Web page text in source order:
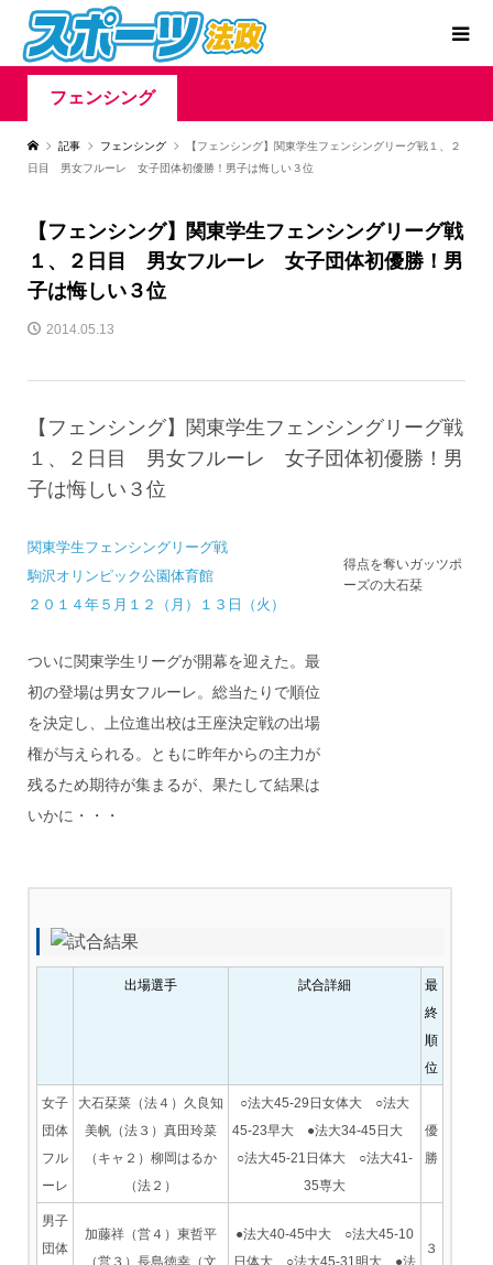
フェンシング
記事 フェンシング
【フェンシング】関東学生フェンシングリーグ戦１、２
日目 男女フルーレ 女子団体初優勝！男子は悔しい３位
【フェンシング】関東学生フェンシングリーグ戦
１、２日目 男女フルーレ 女子団体初優勝！男
子は悔しい３位
2014.05.13
【フェンシング】関東学生フェンシングリーグ戦
１、２日目 男女フルーレ 女子団体初優勝！男
子は悔しい３位
関東学生フェンシングリーグ戦
駒沢オリンピック公園体育館
２０１４年５月１２（月）１３日（火）
ついに関東学生リーグが開幕を迎えた。最
初の登場は男女フルーレ。総当たりで順位
を決定し、上位進出校は王座決定戦の出場
権が与えられる。ともに昨年からの主力が
残るため期待が集まるが、果たして結果は
いかに・・・
得点を奪いガッツポ
ーズの大石栞
出場選手 試合詳細
最
終
順
位
女子
団体
フル
ーレ
大石栞菜（法４）久良知
美帆（法３）真田玲菜
（キャ２）柳岡はるか
（法２）
○法大45-29日女体大 ○法大
45-23早大 ●法大34-45日大
○法大45-21日体大 ○法大41-
35専大
優
勝
男子
団体
加藤祥（営４）東哲平
（営３）長島徳幸（文
●法大40-45中大 ○法大45-10
日体大 ○法大45-31明大 ●法
３